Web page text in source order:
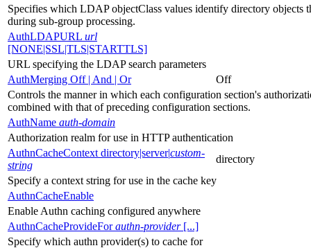
Specifies which LDAP objectClass values identify directory objects
during sub-group processing.
AuthLDAPURL url
[NONE|SSL|TLS|STARTTLS]
URL specifying the LDAP search parameters
AuthMerging Off | And | Or
Off
Controls the manner in which each configuration section's
combined with that of preceding configuration sections.
AuthName auth-domain
Authorization realm for use in HTTP authentication
AuthnCacheContext directory|server|custom-
string
directory
Specify a context string for use in the cache key
AuthnCacheEnable
Enable Authn caching configured anywhere
AuthnCacheProvideForauthn-provider[...]
Specify which authn provider(s) to cache for